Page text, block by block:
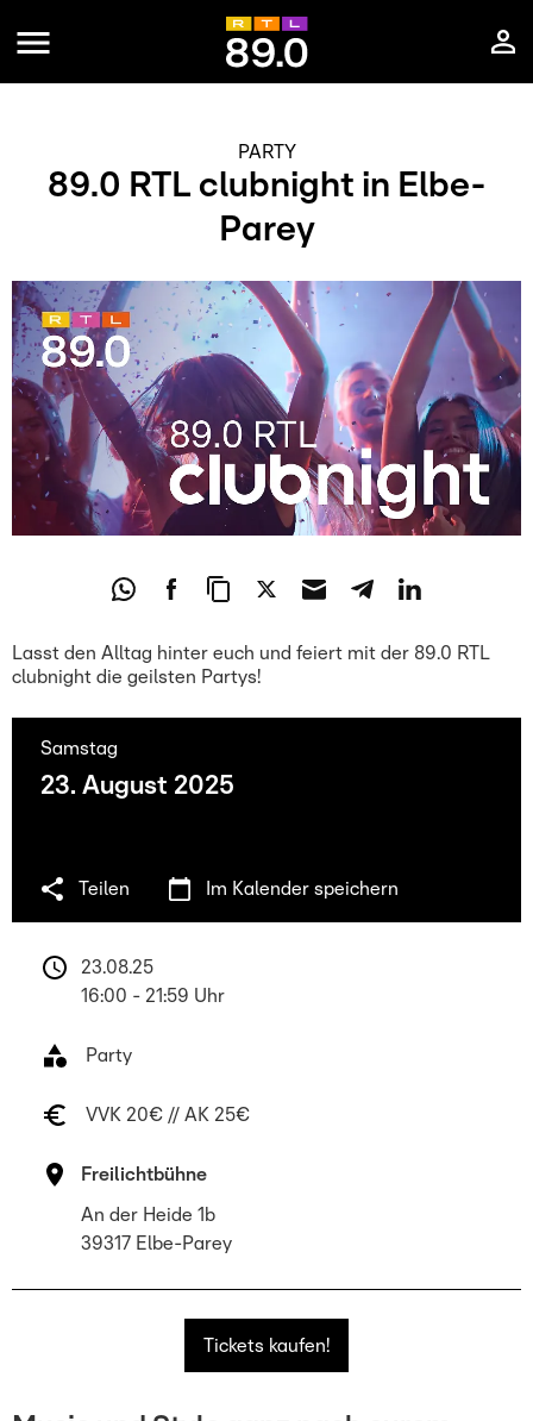
PARTY
89.0 RTL clubnight in Elbe-
Parey
Lasst den Alltag hinter euch und feiert mit der 89.0 RTL
clubnight die geilsten Partys!
Samstag
23. August 2025
Teilen Im Kalender speichern
23.08.25
16:00 - 21:59 Uhr
Party
VVK 20€ // AK 25€
Freilichtbühne
An der Heide 1b
39317 Elbe-Parey
Tickets kaufen!